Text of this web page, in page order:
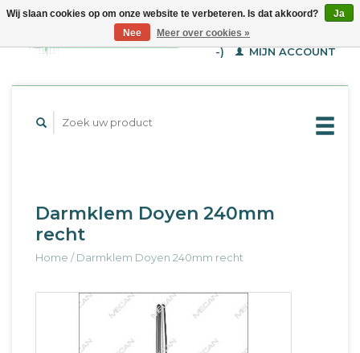
WINKELWAGEN (€--,-
-)
MIJN ACCOUNT
Darmklem Doyen 240mm
recht
Home /Darmklem Doyen 240mm recht
Wij slaan cookies op om onze website te verbeteren. Is dat akkoord?
Ja
Nee
Meer over cookies »